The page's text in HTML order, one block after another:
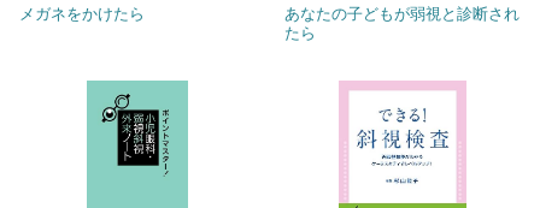
メガネをかけたら
あなたの子どもが弱視と診断され
たら